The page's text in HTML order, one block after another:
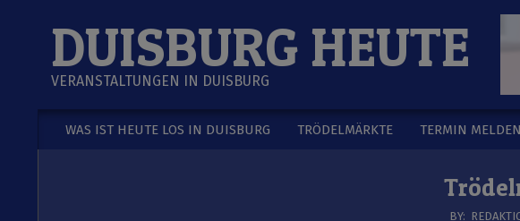
DUISBURG HEUTE
VERANSTALTUNGEN IN DUISBURG
Secondary
WAS IST HEUTE LOS IN DUISBURG TRÖDELMÄRKTE TERMIN MELDEN
BY: